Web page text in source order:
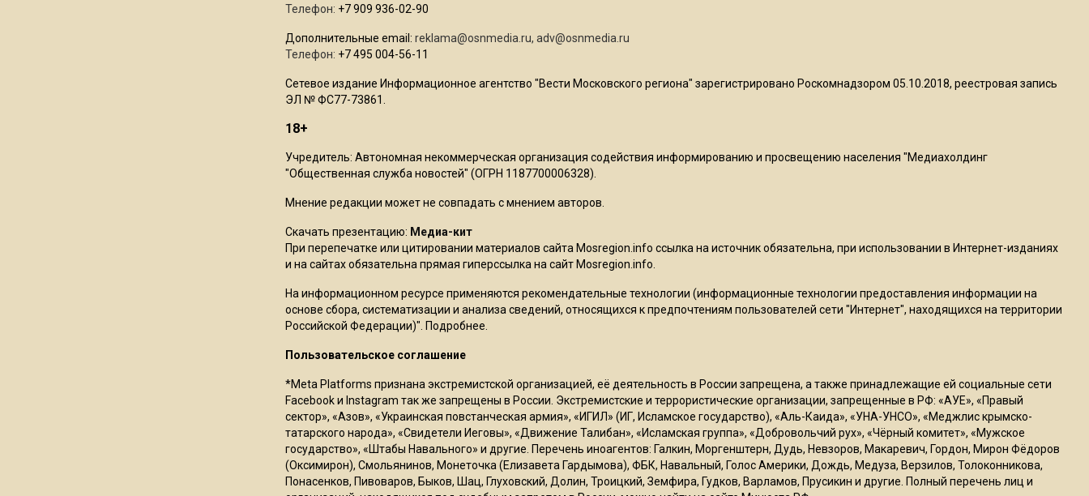
Опубликовано видео с
В Подмосковье прекратили
20:56
Сотрудники хлебозавода в
Балашихе массово
увольняются из-за жары в
цехах
Телефон: +7 909 936-02-90
Дополнительные email: reklama@osnmedia.ru, adv@osnmedia.ru
Телефон: +7 495 004-56-11
Сетевое издание Информационное агентство "Вести Московского региона" зарегистрировано Роскомнадзором 05.10.2018, реестровая запись
ЭЛ № ФС77-73861.
18+
Учредитель: Автономная некоммерческая организация содействия информированию и просвещению населения "Медиахолдинг
"Общественная служба новостей" (ОГРН 1187700006328).
Мнение редакции может не совпадать с мнением авторов.
Скачать презентацию: Медиа-кит
При перепечатке или цитировании материалов сайта Mosregion.info ссылка на источник обязательна, при использовании в Интернет-изданиях
и на сайтах обязательна прямая гиперссылка на сайт Mosregion.info.
На информационном ресурсе применяются рекомендательные технологии (информационные технологии предоставления информации на
основе сбора, систематизации и анализа сведений, относящихся к предпочтениям пользователей сети "Интернет", находящихся на территории
Российской Федерации)". Подробнее
Пользовательское соглашение
*Meta Platforms признана экстремистской организацией, её деятельность в России запрещена, а также принадлежащие ей социальные сети
Facebook и Instagram так же запрещены в России. Экстремистские и террористические организации, запрещенные в РФ: «АУЕ», «Правый
сектор», «Азов», «Украинская повстанческая армия», «ИГИЛ» (ИГ, Исламское государство), «Аль-Каида», «УНА-УНСО», «Меджлис крымско-
татарского народа», «Свидетели Иеговы», «Движение Талибан», «Исламская группа», «Добровольчий рух», «Чёрный комитет», «Мужское
государство», «Штабы Навального» и другие. Перечень иноагентов: Галкин, Моргенштерн, Дудь, Невзоров, Макаревич, Гордон, Мирон Фёдоров
(Оксимирон), Смольянинов, Монеточка (Елизавета Гардымова), ФБК, Навальный, Голос Америки, Дождь, Медуза, Верзилов, Толоконникова,
Понасенков, Пивоваров, Быков, Шац, Глуховский, Долин, Троицкий, Земфира, Гудков, Варламов, Прусикин и другие. Полный перечень лиц и